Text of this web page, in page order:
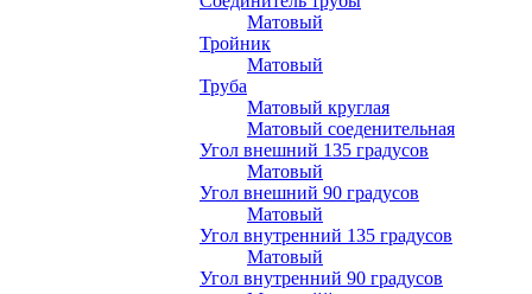
Матовый
Тройник
Матовый
Труба
Матовый круглая
Матовый соеденительная
Угол внешний 135 градусов
Матовый
Угол внешний 90 градусов
Матовый
Угол внутренний 135 градусов
Матовый
Угол внутренний 90 градусов